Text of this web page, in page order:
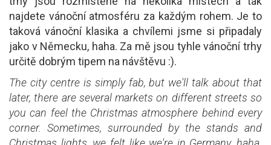
najdete vánoční atmosféru za každým rohem. Je to
taková vánoční klasika a chvílemi jsme si připadaly
jako v Německu, haha. Za mě jsou tyhle vánoční trhy
určitě dobrým tipem na návštěvu :).
The city centre is simply fab, but we'll talk about that
later, there are several markets on different streets so
you can feel the Christmas atmosphere behind every
corner. Sometimes, surrounded by the stands and